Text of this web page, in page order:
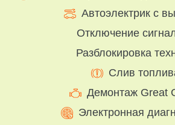
Автоэлектрик с
Отключение
Разблокировка
Слив
Демонтаж Great
Электронная